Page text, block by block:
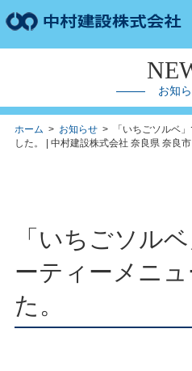
お知
ホーム > お知らせ> 「いちごソルベ」
した。 | 中村建設株式会社 奈良県 奈良市
「いちごソル
ーティーメニ
た。